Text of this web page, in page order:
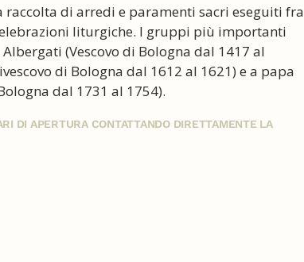
raccolta di arredi e paramenti sacri eseguiti fra
liturgiche. I gruppi più importanti
(Vescovo di Bologna dal 1417 al
di Bologna dal 1612 al 1621) e a papa
dal 1731 al 1754).
DI APERTURA CONTATTANDO DIRETTAMENTE LA